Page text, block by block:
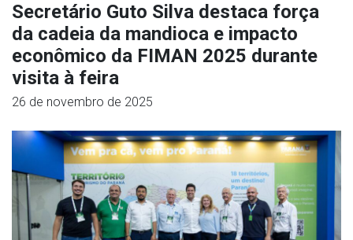
Secretário Guto Silva destaca força
da cadeia da mandioca e impacto
econômico da FIMAN 2025 durante
visita à feira
26 de novembro de 2025